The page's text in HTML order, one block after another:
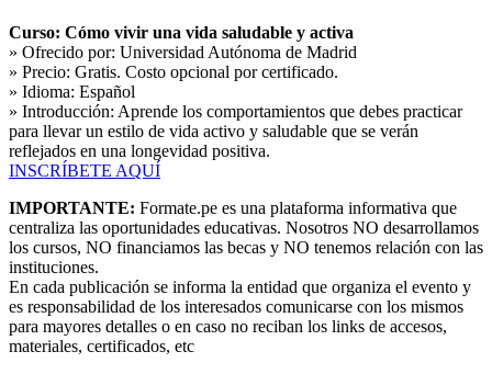
Curso: Cómo vivir una vida saludable y activa
» Ofrecido por: Universidad Autónoma de Madrid
» Precio: Gratis. Costo opcional por certificado.
» Idioma: Español
» Introducción: Aprende los comportamientos que debes practicar
para llevar un estilo de vida activo y saludable que se verán
reflejados en una longevidad positiva.
INSCRÍBETE AQUÍ
IMPORTANTE: Formate.pe es una plataforma informativa que
centraliza las oportunidades educativas. Nosotros NO desarrollamos
los cursos, NO financiamos las becas y NO tenemos relación con las
instituciones.
En cada publicación se informa la entidad que organiza el evento y
es responsabilidad de los interesados comunicarse con los mismos
para mayores detalles o en caso no reciban los links de accesos,
materiales, certificados, etc